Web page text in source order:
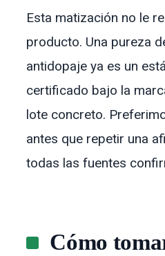
Esta matización no le
producto. Una pureza
antidopaje ya es un
certificado bajo la
lote concreto.
antes que repetir una
todas las fuentes
Cómo